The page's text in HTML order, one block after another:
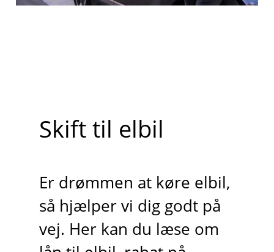
Skift til elbil
Er drømmen at køre elbil,
så hjælper vi dig godt på
vej. Her kan du læse om